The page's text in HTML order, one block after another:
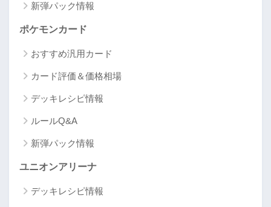
新弾パック情報
ポケモンカード
おすすめ汎用カード
カード評価＆価格相場
デッキレシピ情報
ルールQ&A
新弾パック情報
ユニオンアリーナ
デッキレシピ情報